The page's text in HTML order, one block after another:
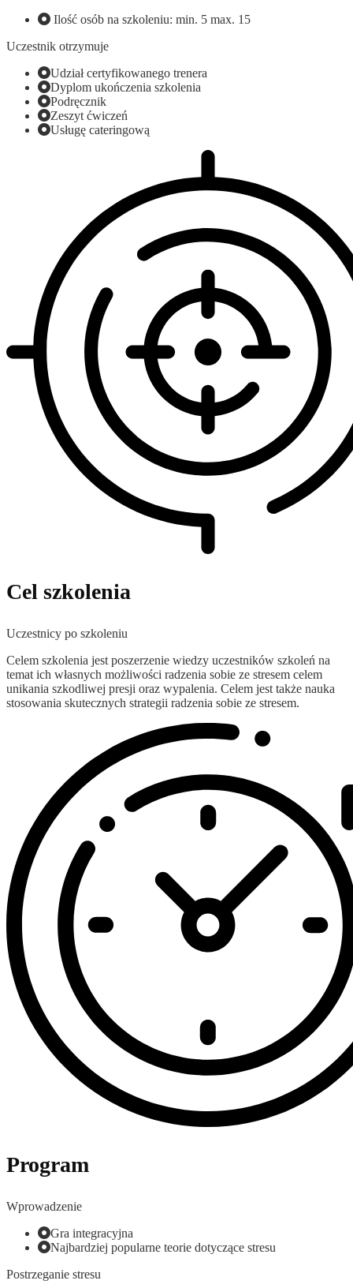
Ilość osób na szkoleniu: min. 5 max. 15
Uczestnik otrzymuje
Udział certyfikowanego trenera
Dyplom ukończenia szkolenia
Podręcznik
Zeszyt ćwiczeń
Usługę cateringową
Cel szkolenia
Uczestnicy po szkoleniu
Celem szkolenia jest poszerzenie wiedzy uczestników szkoleń na
temat ich własnych możliwości radzenia sobie ze stresem celem
unikania szkodliwej presji oraz wypalenia. Celem jest także nauka
stosowania skutecznych strategii radzenia sobie ze stresem.
Program
Wprowadzenie
Gra integracyjna
Najbardziej popularne teorie dotyczące stresu
Postrzeganie stresu